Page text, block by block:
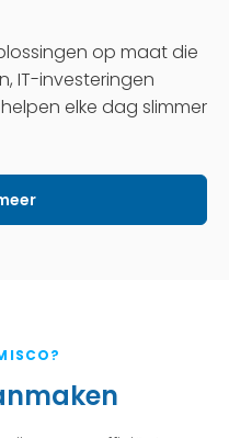
op maat die
IT-investeringen
elke dag slimmer